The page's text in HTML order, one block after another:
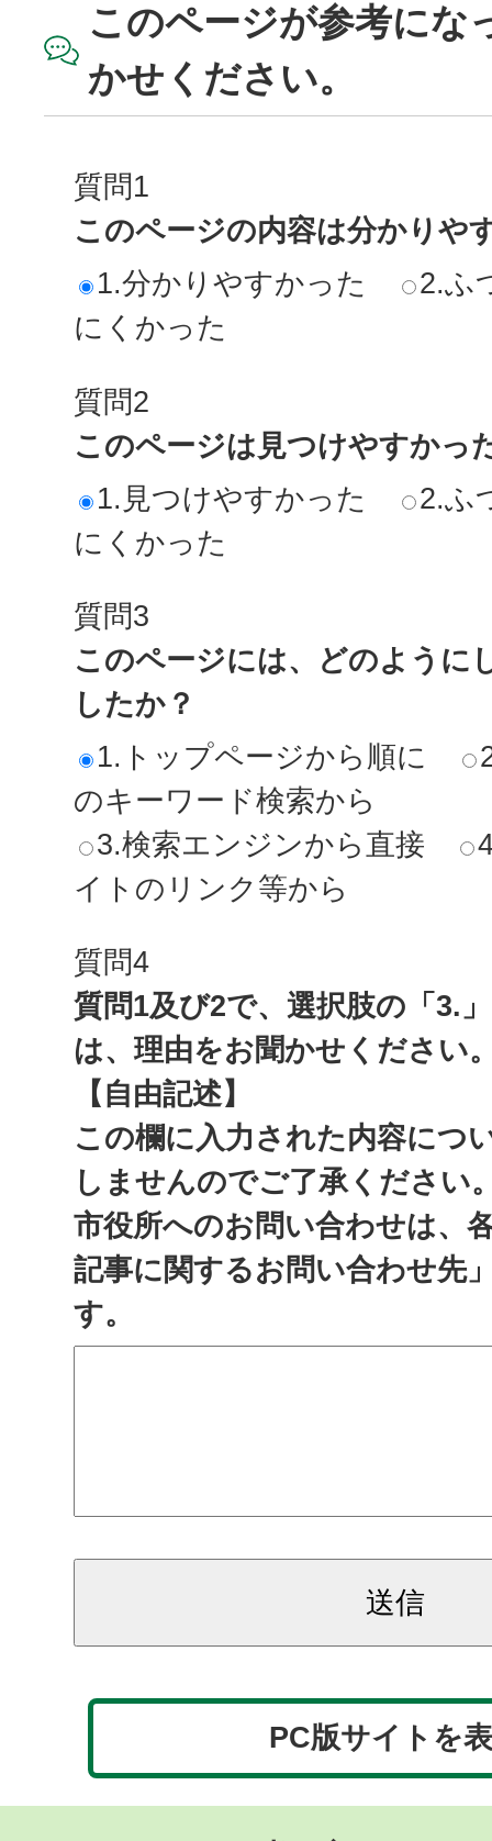
このページが参考にな
かせください。
質問1
このページの内容は分かりや
1.分かりやすかった
2.ふ
にくかった
質問2
このページは見つけやすかっ
1.見つけやすかった
2.ふ
にくかった
質問3
このページには、どのように
したか？
1.トップページから順に
のキーワード検索から
3.検索エンジンから直接
イトのリンク等から
質問4
質問1及び2で、選択肢の「3.
は、理由をお聞かせください
【自由記述】
この欄に入力された内容につ
しませんのでご了承ください
市役所へのお問い合わせは、
記事に関するお問い合わせ先
す。
PC版サイトを